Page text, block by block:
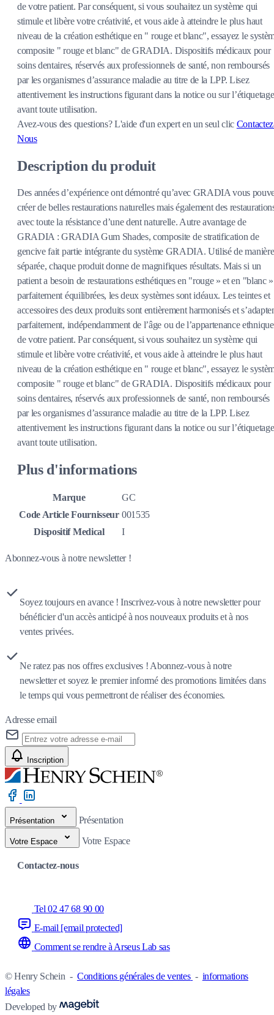
de votre patient. Par conséquent, si vous souhaitez un système qui
stimule et libère votre créativité, et vous aide à atteindre le plus haut
niveau de la création esthétique en " rouge et blanc", essayez le
composite " rouge et blanc" de GRADIA. Dispositifs médicaux pour
soins dentaires, réservés aux professionnels de santé, non remboursés
par les organismes d’assurance maladie au titre de la LPP. Lisez
attentivement les instructions figurant dans la notice ou sur l’étiquetage
avant toute utilisation.
Avez-vous des questions?L'aide d'un expert en un seul clic
Nous
Description du produit
Des années dʼexpérience ont démontré quʼavec GRADIA vous
créer de belles restaurations naturelles mais également des
avec toute la résistance dʼune dent naturelle. Autre avantage de
GRADIA : GRADIA Gum Shades, composite de stratification de
gencive fait partie intégrante du système GRADIA. Utilisé de manière
séparée, chaque produit donne de magnifiques résultats. Mais si un
patient a besoin de restaurations esthétiques en "rouge » et en "blanc »
parfaitement équilibrées, les deux systèmes sont idéaux. Les teintes et
accessoires des deux produits sont entièrement harmonisés et
parfaitement, indépendamment de lʼâge ou de lʼappartenance ethnique
de votre patient. Par conséquent, si vous souhaitez un système qui
stimule et libère votre créativité, et vous aide à atteindre le plus haut
niveau de la création esthétique en " rouge et blanc", essayez le
composite " rouge et blanc" de GRADIA. Dispositifs médicaux pour
soins dentaires, réservés aux professionnels de santé, non remboursés
par les organismes d’assurance maladie au titre de la LPP. Lisez
attentivement les instructions figurant dans la notice ou sur l’étiquetage
avant toute utilisation.
Plus d'informations
Marque
GC
Code Article Fournisseur 001535
Dispositif Medical
I
Abonnez-vous à notre newsletter !
Soyez toujours en avance ! Inscrivez-vous à notre newsletter pour
bénéficier d'un accès anticipé à nos nouveaux produits et à nos
ventes privées.
Ne ratez pas nos offres exclusives ! Abonnez-vous à notre
newsletter et soyez le premier informé des promotions limitées dans
le temps qui vous permettront de réaliser des économies.
Adresse email
Inscription
Présentation Présentation
Votre Espace Votre Espace
Contactez-nous
Tel 02 47 68 90 00
E-mail [email protected]
Comment se rendre à Arseus Lab sas
© Henry Schein - Conditions générales de ventes - informations
légales
Developed by